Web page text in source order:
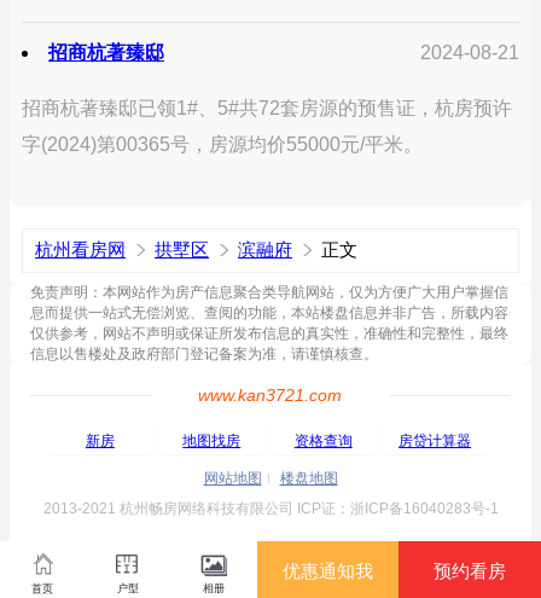
招商杭著臻邸 2024-08-21
招商杭著臻邸已领1#、5#共72套房源的预售证，杭房预许
字(2024)第00365号，房源均价55000元/平米。
杭州看房网 拱墅区 滨融府 正文
免责声明：本网站作为房产信息聚合类导航网站，仅为方便广大用户掌握信
息而提供一站式无偿浏览、查阅的功能，本站楼盘信息并非广告，所载内容
仅供参考，网站不声明或保证所发布信息的真实性，准确性和完整性，最终
信息以售楼处及政府部门登记备案为准，请谨慎核查。
www.kan3721.com
新房 地图找房 资格查询 房贷计算器
网站地图
楼盘地图
2013-2021 杭州畅房网络科技有限公司 ICP证：浙ICP备16040283号-1
首页 户型 相册
优惠通知我 预约看房